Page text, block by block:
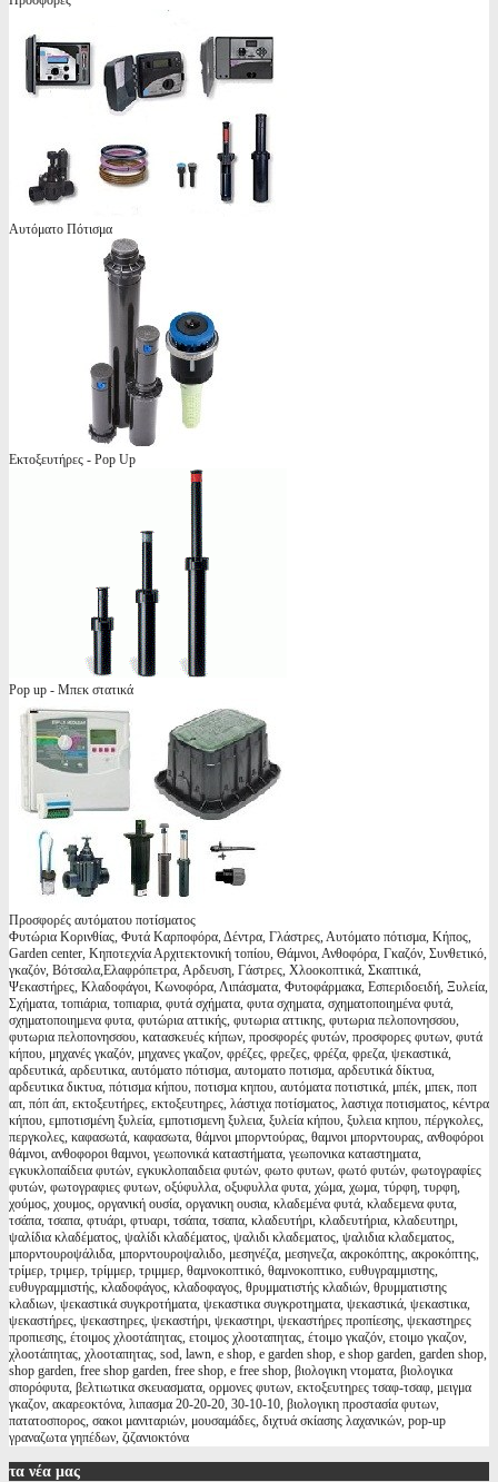
Αυτόματο Πότισμα
Εκτοξευτήρες - Pop Up
Pop up - Μπεκ στατικά
Προσφορές αυτόματου ποτίσματος
Φυτώρια Κορινθίας, Φυτά Καρποφόρα, Δέντρα, Γλάστρες, Αυτόματο πότισμα, Κήπος,
Garden center, Κηποτεχνία Αρχιτεκτονική τοπίου, Θάμνοι, Ανθοφόρα, Γκαζόν, Συνθετικό,
γκαζόν, Βότσαλα,Ελαφρόπετρα, Αρδευση, Γάστρες, Χλοοκοπτικά, Σκαπτικά,
Ψεκαστήρες, Κλαδοφάγοι, Κωνοφόρα, Λιπάσματα, Φυτοφάρμακα, Εσπεριδοειδή, Ξυλεία,
Σχήματα, τοπιάρια, τοπιαρια, φυτά σχήματα, φυτα σχηματα, σχηματοποιημένα φυτά,
σχηματοποιημενα φυτα, φυτώρια αττικής, φυτωρια αττικης, φυτωρια πελοπονησσου,
φυτωρια πελοπονησσου, κατασκευές κήπων, προσφορές φυτών, προσφορες φυτων, φυτά
κήπου, μηχανές γκαζόν, μηχανες γκαζον, φρέζες, φρεζες, φρέζα, φρεζα, ψεκαστικά,
αρδευτικά, αρδευτικα, αυτόματο πότισμα, αυτοματο ποτισμα, αρδευτικά δίκτυα,
αρδευτικα δικτυα, πότισμα κήπου, ποτισμα κηπου, αυτόματα ποτιστικά, μπέκ, μπεκ, ποπ
απ, πόπ άπ, εκτοξευτήρες, εκτοξευτηρες, λάστιχα ποτίσματος, λαστιχα ποτισματος, κέντρα
κήπου, εμποτισμένη ξυλεία, εμποτισμενη ξυλεια, ξυλεία κήπου, ξυλεια κηπου, πέργκολες,
περγκολες, καφασωτά, καφασωτα, θάμνοι μπορντούρας, θαμνοι μπορντουρας, ανθοφόροι
θάμνοι, ανθοφοροι θαμνοι, γεωπονικά καταστήματα, γεωπονικα καταστηματα,
εγκυκλοπαίδεια φυτών, εγκυκλοπαιδεια φυτών, φωτο φυτων, φωτό φυτών, φωτογραφίες
φυτών, φωτογραφιες φυτων, οξύφυλλα, οξυφυλλα φυτα, χώμα, χωμα, τύρφη, τυρφη,
χούμος, χουμος, οργανική ουσία, οργανικη ουσια, κλαδεμένα φυτά, κλαδεμενα φυτα,
τσάπα, τσαπα, φτυάρι, φτυαρι, τσάπα, τσαπα, κλαδευτήρι, κλαδευτήρια, κλαδευτηρι,
ψαλίδια κλαδέματος, ψαλίδι κλαδέματος, ψαλιδι κλαδεματος, ψαλιδια κλαδεματος,
μπορντουροψάλιδα, μπορντουροψαλιδο, μεσηνέζα, μεσηνεζα, ακροκόπτης, ακροκόπτης,
τρίμερ, τριμερ, τρίμμερ, τριμμερ, θαμνοκοπτικό, θαμνοκοπτικο, ευθυγραμμιστης,
ευθυγραμμιστής, κλαδοφάγος, κλαδοφαγος, θρυμματιστής κλαδιών, θρυμματιστης
κλαδιων, ψεκαστικά συγκροτήματα, ψεκαστικα συγκροτηματα, ψεκαστικά, ψεκαστικα,
ψεκαστήρες, ψεκαστηρες, ψεκαστήρι, ψεκαστηρι, ψεκαστήρες προπίεσης, ψεκαστηρες
προπιεσης, έτοιμος χλοοτάπητας, ετοιμος χλοοταπητας, έτοιμο γκαζόν, ετοιμο γκαζον,
χλοοτάπητας, χλοοταπητας, sod, lawn, e shop, e garden shop, e shop garden, garden shop,
shop garden, free shop garden, free shop, e free shop, βιολογικη ντοματα, βιολογικα
σπορόφυτα, βελτιωτικα σκευασματα, ορμονες φυτων, εκτοξευτηρες τσαφ-τσαφ, μειγμα
γκαζον, ακαρεοκτόνα, λιπασμα 20-20-20, 30-10-10, βιολογικη προστασία φυτων,
πατατοσπορος, σακοι μανιταριών, μουσαμάδες, διχτυά σκίασης λαχανικών, pop-up
γραναζωτα γηπέδων, ζιζανιοκτόνα
τα νέα μας